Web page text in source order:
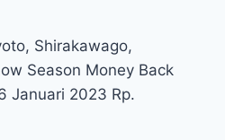
Shirakawago,
Season Money Back
Januari 2023 Rp.